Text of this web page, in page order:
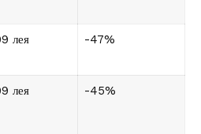
лея -47%
лея -45%